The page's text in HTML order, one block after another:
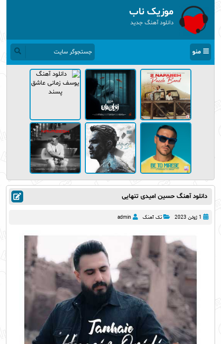
موزیک ناب
دانلود آهنگ جدید
منو
دانلود آهنگ حسین امیدی تنهایی
1 ژوئن 2023 تک آهنگ admin